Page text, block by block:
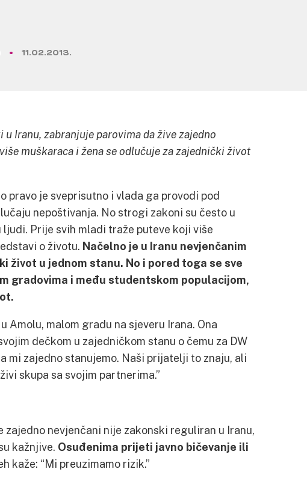
11.02.2013.
Iranu, zabranjuje parovima da žive zajedno
muškaraca i žena se odlučuje za zajednički život
pravo je sveprisutno i vlada ga provodi pod
nepoštivanja. No strogi zakoni su često u
Prije svih mladi traže puteve koji više
o životu. Načelno je u Iranu nevjenčanim
život u jednom stanu. No i pored toga se sve
gradovima i među studentskom populacijom,
malom gradu na sjeveru Irana. Ona
dečkom u zajedničkom stanu o čemu za DW
mi zajedno stanujemo. Naši prijatelji to znaju, ali
skupa sa svojim partnerima.”
zajedno nevjenčani nije zakonski reguliran u Iranu,
kažnjive. Osuđenima prijeti javno bičevanje ili
kaže: “Mi preuzimamo rizik.”